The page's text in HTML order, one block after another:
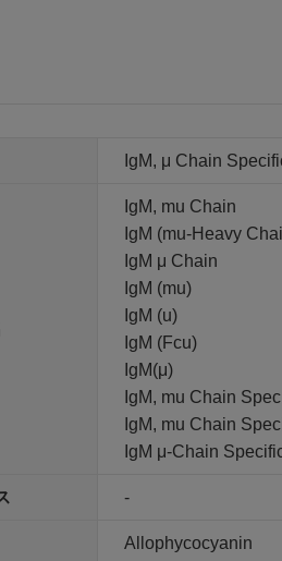
IgM, μ Chain
IgM, mu Chain
IgM (mu-Heavy
IgM μ Chain
IgM (mu)
IgM (u)
IgM (Fcu)
IgM(μ)
IgM, mu Chain Spec
IgM, mu Chain
IgM μ-Chain
-
Allophycocyanin